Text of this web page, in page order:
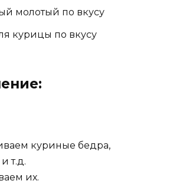
молотый по вкусу
курицы по вкусу
куриные бедра,
т.д.
их.